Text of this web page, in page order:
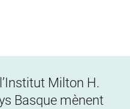
Milton H.
Basque mènent